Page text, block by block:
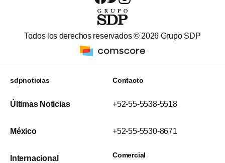
Todos los derechos reservados © 2026 Grupo SDP
sdpnoticias
Últimas Noticias
México
Internacional
Contacto
+52-55-5538-5518
+52-55-5530-8671
Comercial